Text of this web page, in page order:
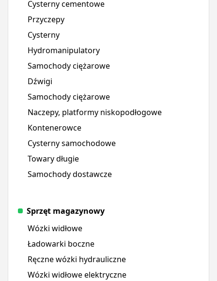
Cysterny cementowe
Przyczepy
Cysterny
Hydromanipulatory
Samochody ciężarowe
Dźwigi
Samochody ciężarowe
Naczepy, platformy niskopodłogowe
Kontenerowce
Cysterny samochodowe
Towary długie
Samochody dostawcze
Sprzęt magazynowy
Wózki widłowe
Ładowarki boczne
Ręczne wózki hydrauliczne
Wózki widłowe elektryczne